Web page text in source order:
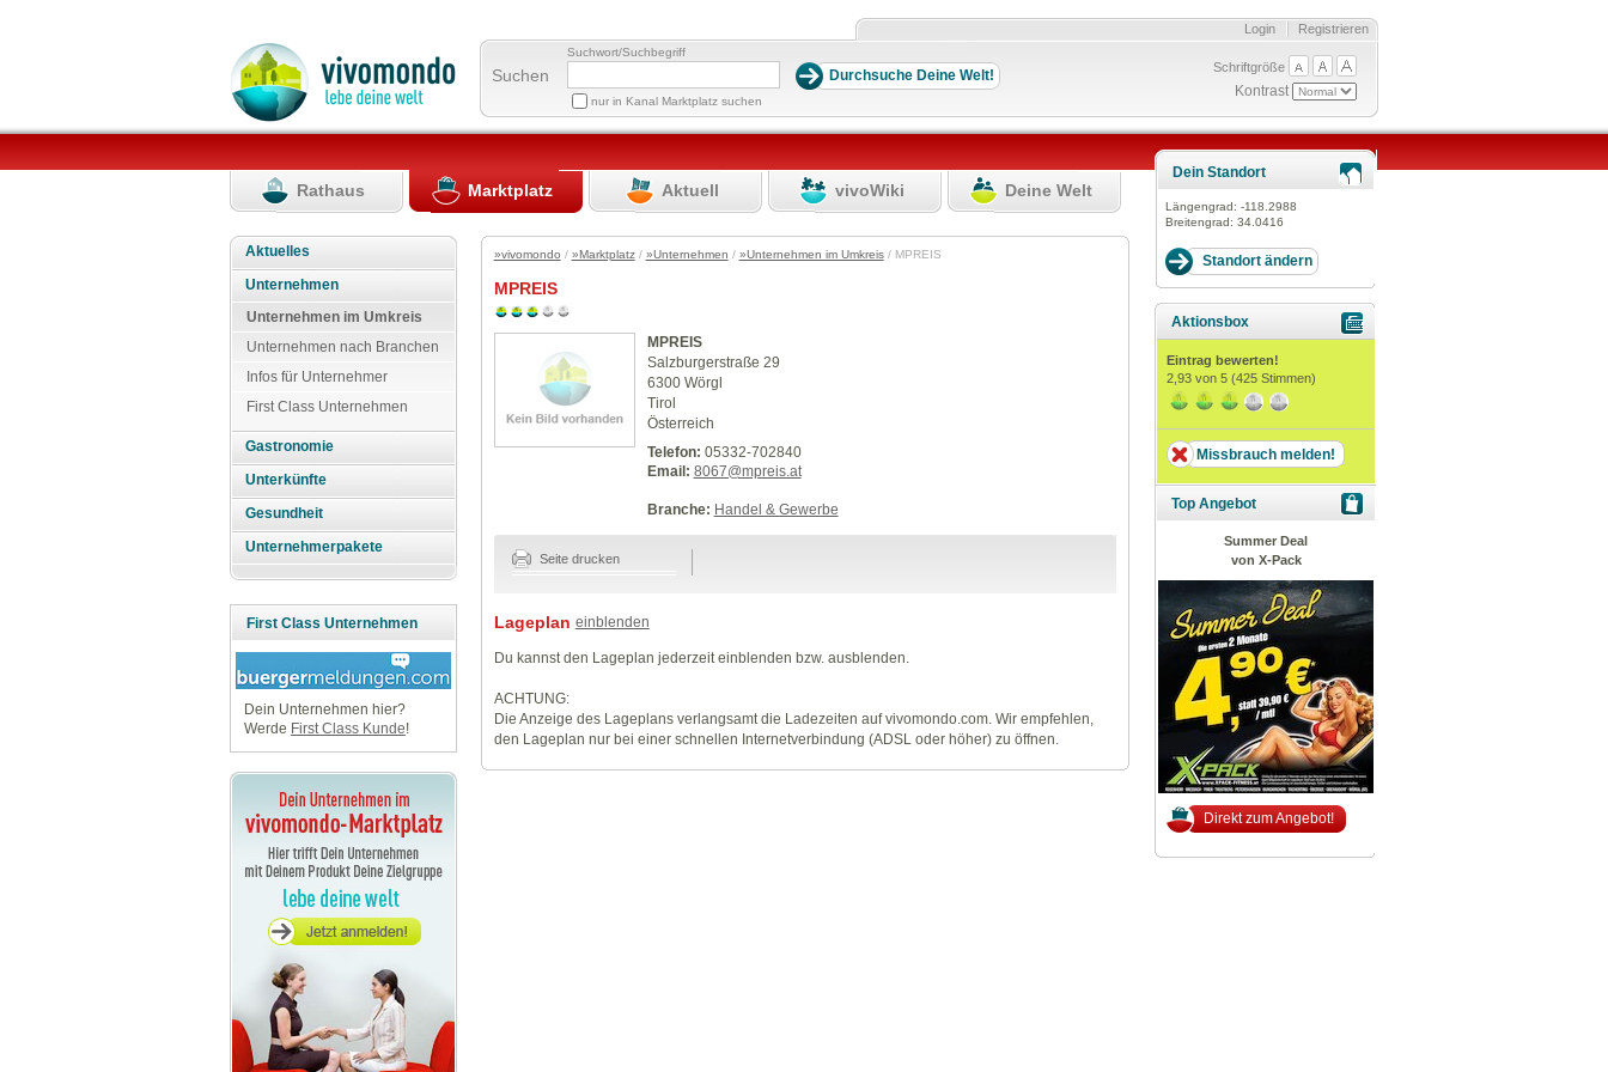
Registrieren
Login
Suchen
Suchwort/Suchbegriff
nur in Kanal Marktplatz suchen
Schriftgröße
Kontrast
Rathaus Marktplatz Aktuell vivoWiki Deine Welt
Aktuelles
Unternehmen
Unternehmen im Umkreis
Unternehmen nach Branchen
Infos für Unternehmer
First Class Unternehmen
Gastronomie
Unterkünfte
Gesundheit
Unternehmerpakete
First Class Unternehmen
Dein Unternehmen hier?
Werde First Class Kunde!
»vivomondo / »Marktplatz/ »Unternehmen / »Unternehmen im Umkreis/ MPREIS
MPREIS
MPREIS
Salzburgerstraße 29
6300 Wörgl
Tirol
Österreich
Telefon: 05332-702840
Email: 8067@mpreis.at
Branche: Handel & Gewerbe
Seite drucken
Lageplan einblenden
Du kannst den Lageplan jederzeit einblenden bzw. ausblenden.
ACHTUNG:
Die Anzeige des Lageplans verlangsamt die Ladezeiten auf vivomondo.com. Wir empfehlen,
den Lageplan nur bei einer schnellen Internetverbindung (ADSL oder höher) zu öffnen.
Dein Standort
Längengrad: -118.2988
Breitengrad: 34.0416
Aktionsbox
Eintrag bewerten!
2,93 von 5 (425 Stimmen)
Missbrauch melden!
Top Angebot
Summer Deal
von X-Pack
Direkt zum Angebot!